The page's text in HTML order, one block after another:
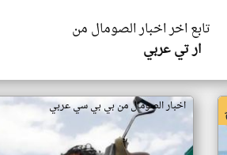
تابع اخر اخبار الصومال من
ار تي عربي
اخبار الصومال من بي بي سي عربي